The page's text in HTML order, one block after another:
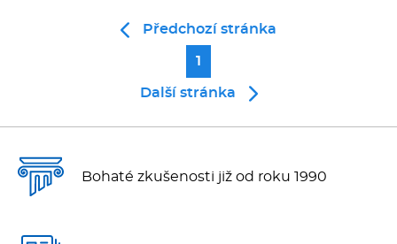
Předchozí stránka
1
Další stránka
Bohaté zkušenosti již od roku 1990